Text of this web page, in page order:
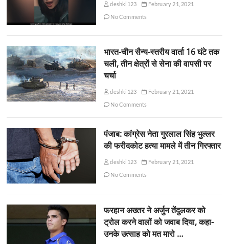
deshki123
February 21, 2021
No Comments
भारत-चीन सैन्य-स्तरीय वार्ता 16 घंटे तक
चली, तीन क्षेत्रों से सेना की वापसी पर
चर्चा
deshki123
February 21, 2021
No Comments
पंजाब: कांग्रेस नेता गुरलाल सिंह भुल्लर
की फरीदकोट हत्या मामले में तीन गिरफ्तार
deshki123
February 21, 2021
No Comments
फरहान अख्तर ने अर्जुन तेंदुलकर को
ट्रोल करने वालों को जवाब दिया, कहा-
उनके उत्साह को मत मारो …